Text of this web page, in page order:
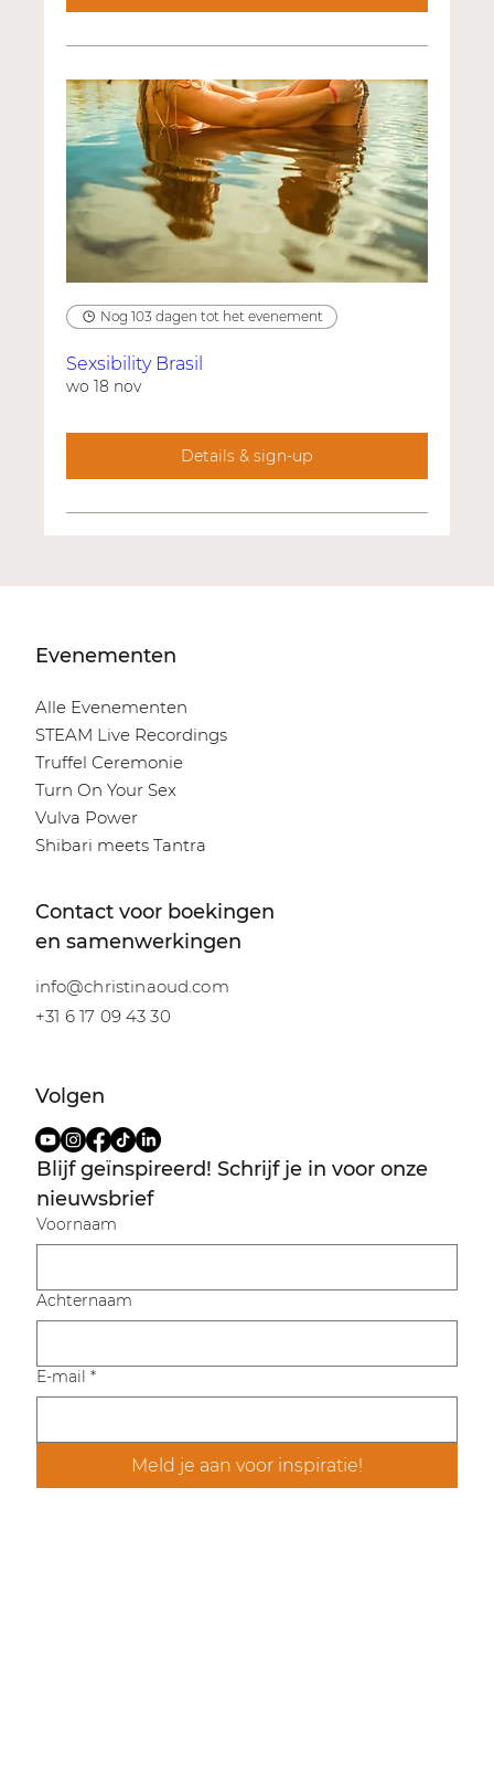
Nog 103 dagen tot het evenement
Sexsibility Brasil
wo 18 nov
Details & sign-up
Contact voor boekingen
en samenwerkingen
info@christinaoud.com
+31 6 17 09 43 30
Volgen
Evenementen
Alle Evenementen
STEAM Live Recordings
Truffel Ceremonie
Turn On Your Sex
Vulva Power
Shibari meets Tantra
Blijf geïnspireerd! Schrijf je in voor onze
nieuwsbrief
Voornaam
Achternaam
E-mail *
Meld je aan voor inspiratie!